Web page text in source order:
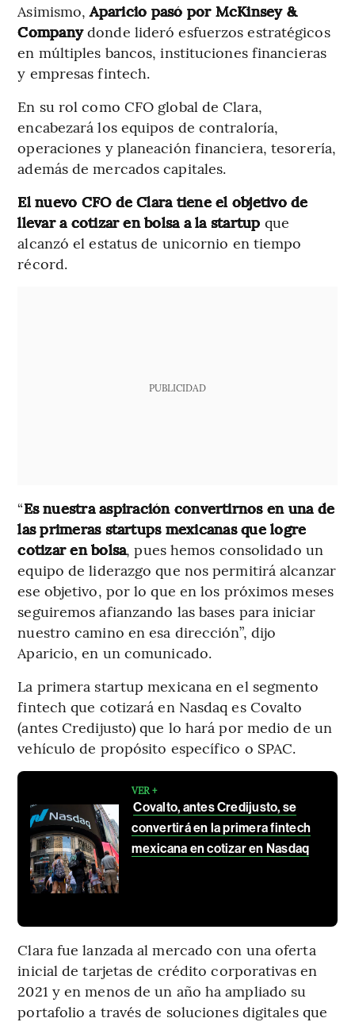
Asimismo,Aparicio pasó por McKinsey &
Companydonde lideró esfuerzos estratégicos
en múltiples bancos, instituciones financieras
y empresas fintech.
En su rol como CFO global de Clara,
encabezará los equipos de contraloría,
operaciones y planeación financiera, tesorería,
además de mercados capitales.
El nuevo CFO de Clara tiene el objetivo de
llevar a cotizar en bolsa a la startup que
alcanzó el estatus de unicornio en tiempo
récord.
PUBLICIDAD
“Es nuestra aspiración convertirnos en una de
las primeras startups mexicanas que logre
cotizar en bolsa, pues hemos consolidado un
equipo de liderazgo que nos permitirá alcanzar
ese objetivo, por lo que en los próximos meses
seguiremos afianzando las bases para iniciar
nuestro camino en esa dirección”, dijo
Aparicio, en un comunicado.
La primera startup mexicana en el segmento
fintech que cotizará en Nasdaq es Covalto
(antes Credijusto) que lo hará por medio de un
vehículo de propósito específico o SPAC.
VER +
Covalto, antes Credijusto, se
convertirá en la primera fintech
mexicana en cotizar en Nasdaq
Clara fue lanzada al mercado con una oferta
inicial de tarjetas de crédito corporativas en
2021 y en menos de un año ha ampliado su
portafolio a través de soluciones digitales que